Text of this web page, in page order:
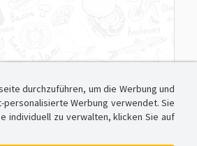
durchzuführen, um die Werbung und
Werbung verwendet. Sie
individuell zu verwalten, klicken Sie auf